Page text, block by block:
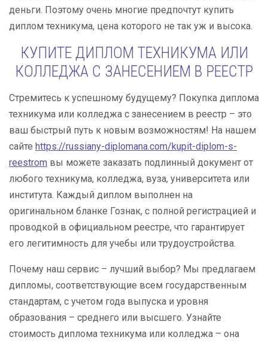
деньги. Поэтому очень многие предпочтут купить
диплом техникума, цена которого не так уж и высока.
КУПИТЕ ДИПЛОМ ТЕХНИКУМА ИЛИ
КОЛЛЕДЖА С ЗАНЕСЕНИЕМ В РЕЕСТР
Стремитесь к успешному будущему? Покупка диплома
техникума или колледжа с занесением в реестр – это
ваш быстрый путь к новым возможностям! На нашем
сайте https://russiany-diplomana.com/kupit-diplom-s-
reestrom вы можете заказать подлинный документ от
любого техникума, колледжа, вуза, университета или
института. Каждый диплом выполнен на
оригинальном бланке Гознак, с полной регистрацией и
проводкой в официальном реестре, что гарантирует
его легитимность для учебы или трудоустройства.
Почему наш сервис – лучший выбор? Мы предлагаем
дипломы, соответствующие всем государственным
стандартам, с учетом года выпуска и уровня
образования – среднего или высшего. Узнайте
стоимость диплома техникума или колледжа – она